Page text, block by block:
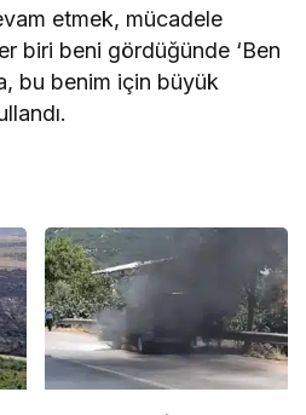
etmek, mücadele
biri beni gördüğünde ‘Ben
bu benim için büyük